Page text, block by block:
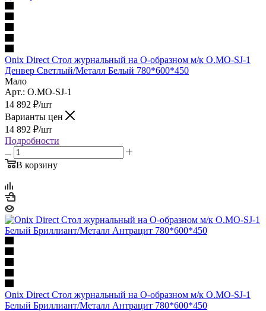
Onix Direct Стол журнальный на О-образном м/к O.MO-SJ-1
Денвер Светлый/Металл Белый 780*600*450
Мало
Арт.: O.MO-SJ-1
14 892 ₽/шт
Варианты цен
14 892 ₽/шт
Подробности
В корзину
Onix Direct Стол журнальный на О-образном м/к O.MO-SJ-1
Белый Бриллиант/Металл Антрацит 780*600*450